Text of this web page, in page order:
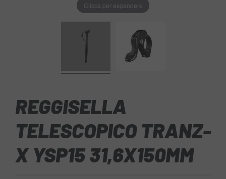
Clicca per espandere
REGGISELLA
TELESCOPICO TRANZ-
X YSP15 31,6X150MM